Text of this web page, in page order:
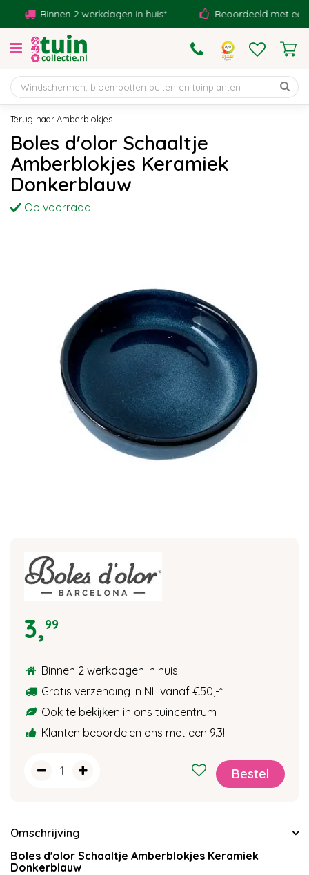
Amberblokjes
Binnen 2 werkdagen in huis* Beoordeeld met een 9,1!
Boles d'olor Schaaltje
Amberblokjes Keramiek
Donkerblauw
Op voorraad
3,99
Binnen 2 werkdagen in huis
Gratis verzending in NL vanaf €50,-*
Ook te bekijken in ons tuincentrum
Klanten beoordelen ons met een 9.3!
Omschrijving
Boles d'olor Schaaltje Amberblokjes Keramiek
Donkerblauw